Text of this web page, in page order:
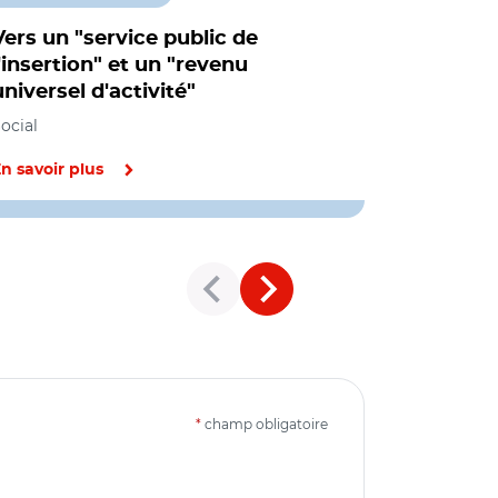
un "service public de
et un "revenu
d'activité"
savoir plus
* champ obligatoire